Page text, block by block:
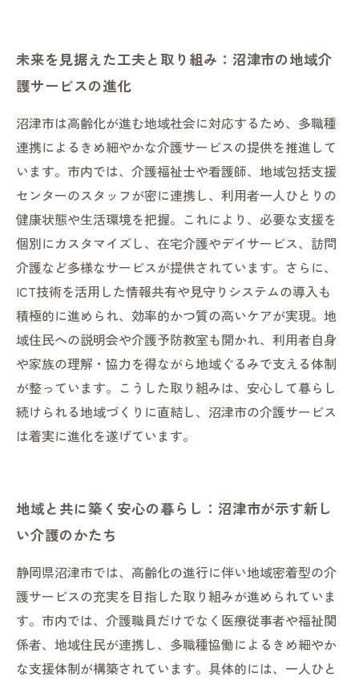
未来を見据えた工夫と取り組み：沼津市の地域介
護サービスの進化
沼津市は高齢化が進む地域社会に対応するため、多職種
連携によるきめ細やかな介護サービスの提供を推進して
います。市内では、介護福祉士や看護師、地域包括支援
センターのスタッフが密に連携し、利用者一人ひとりの
健康状態や生活環境を把握。これにより、必要な支援を
個別にカスタマイズし、在宅介護やデイサービス、訪問
介護など多様なサービスが提供されています。さらに、
ICT技術を活用した情報共有や見守りシステムの導入も
積極的に進められ、効率的かつ質の高いケアが実現。地
域住民への説明会や介護予防教室も開かれ、利用者自身
や家族の理解・協力を得ながら地域ぐるみで支える体制
が整っています。こうした取り組みは、安心して暮らし
続けられる地域づくりに直結し、沼津市の介護サービス
は着実に進化を遂げています。
地域と共に築く安心の暮らし：沼津市が示す新し
い介護のかたち
静岡県沼津市では、高齢化の進行に伴い地域密着型の介
護サービスの充実を目指した取り組みが進められていま
す。市内では、介護職員だけでなく医療従事者や福祉関
係者、地域住民が連携し、多職種協働によるきめ細やか
な支援体制が構築されています。具体的には、一人ひと